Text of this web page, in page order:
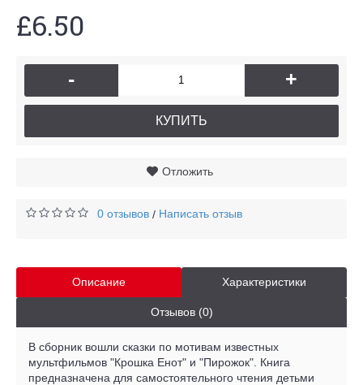
£6.50
- +
КУПИТЬ
Отложить
0 отзывов / Написать отзыв
Описание Характеристики
Отзывов (0)
В сборник вошли сказки по мотивам известных
мультфильмов "Крошка Енот" и "Пирожок". Книга
предназначена для самостоятельного чтения детьми